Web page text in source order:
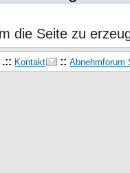
die Seite zu
.:: Kontakt :: Abnehmforum